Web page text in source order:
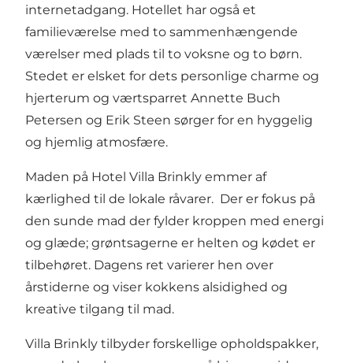
internetadgang. Hotellet har også et
familieværelse med to sammenhængende
værelser med plads til to voksne og to børn.
Stedet er elsket for dets personlige charme og
hjerterum og værtsparret Annette Buch
Petersen og Erik Steen sørger for en hyggelig
og hjemlig atmosfære.
Maden på Hotel Villa Brinkly emmer af
kærlighed til de lokale råvarer. Der er fokus på
den sunde mad der fylder kroppen med energi
og glæde; grøntsagerne er helten og kødet er
tilbehøret. Dagens ret varierer hen over
årstiderne og viser kokkens alsidighed og
kreative tilgang til mad.
Villa Brinkly tilbyder forskellige opholdspakker,